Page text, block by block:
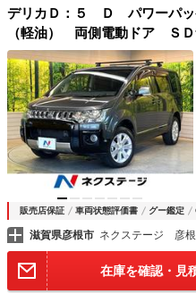
デリカＤ：５ Ｄ パワーパ
（軽油） 両側電動ドア
ドラレコ ＨＩＤヘッド ビ
１８インチアルミ オートラ
ｔｏｏｔｈ
販売店保証 車両状態評価書 グー鑑定
滋賀県彦根市 ネクステージ 彦
在庫を確認・見